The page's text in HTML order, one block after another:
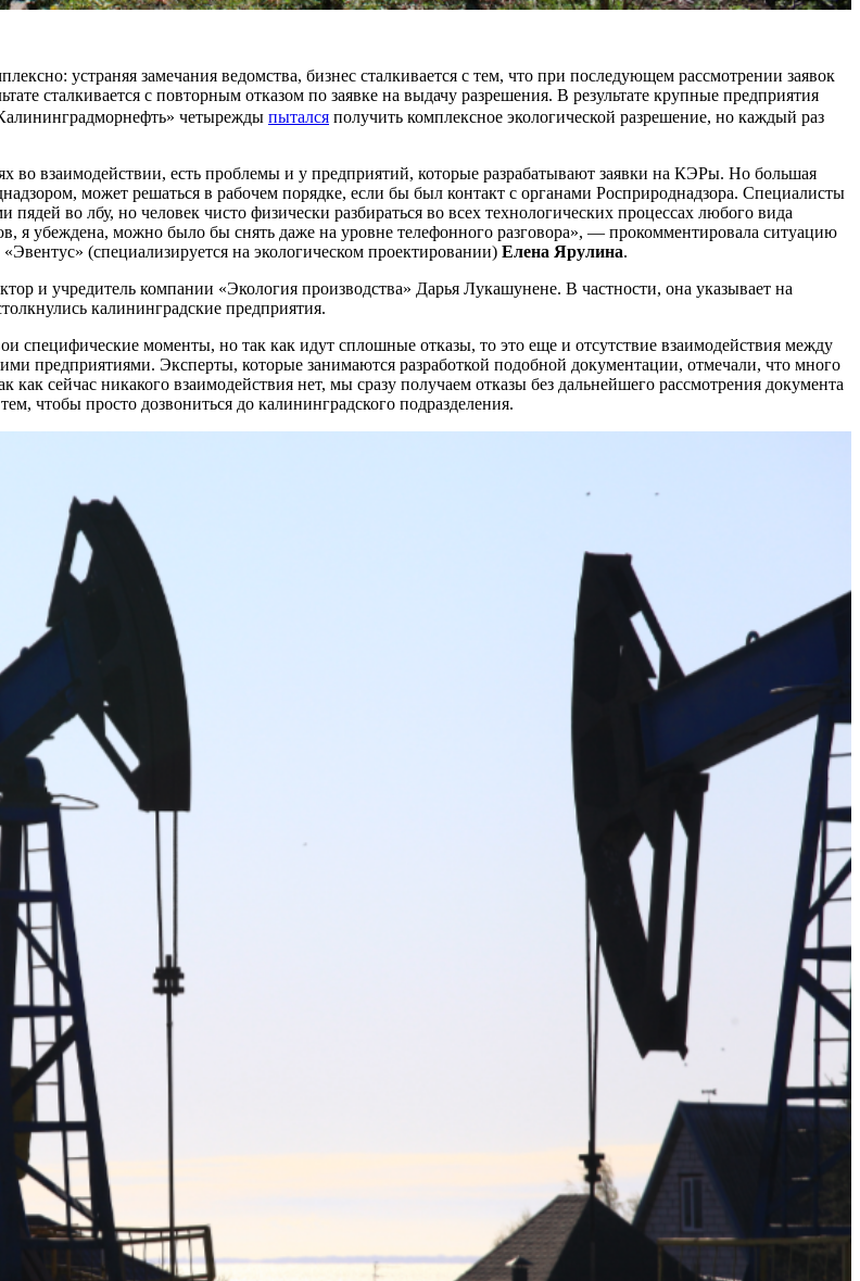
устраняя замечания ведомства, бизнес сталкивается с тем, что при последующем рассмотрении заявок
сталкивается с повторным отказом по заявке на выдачу разрешения. В результате крупные предприятия
четырежды пытался получить комплексное экологической разрешение, но каждый раз
во взаимодействии, есть проблемы и у предприятий, которые разрабатывают заявки на КЭРы. Но большая
может решаться в рабочем порядке, если бы был контакт с органами Росприроднадзора. Специалисты
во лбу, но человек чисто физически разбираться во всех технологических процессах любого вида
я убеждена, можно было бы снять даже на уровне телефонного разговора», — прокомментировала ситуацию
(специализируется на экологическом проектировании) Елена Ярулина.
и учредитель компании «Экология производства» Дарья Лукашунене. В частности, она указывает на
калининградские предприятия.
специфические моменты, но так как идут сплошные отказы, то это еще и отсутствие взаимодействия между
предприятиями. Эксперты, которые занимаются разработкой подобной документации, отмечали, что много
сейчас никакого взаимодействия нет, мы сразу получаем отказы без дальнейшего рассмотрения документа
чтобы просто дозвониться до калининградского подразделения.